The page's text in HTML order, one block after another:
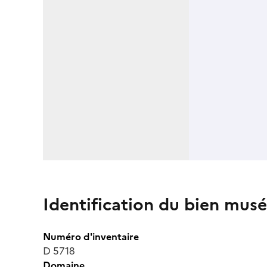
Identification du bien
Numéro d'inventaire
D 5718